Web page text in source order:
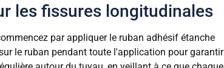
les fissures longitudinales
par appliquer le ruban adhésif étanche
le ruban pendant toute l'application pour garantir